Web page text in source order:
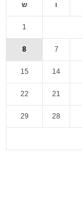
ו ש
1
7
8
14
15
21
22
28
29